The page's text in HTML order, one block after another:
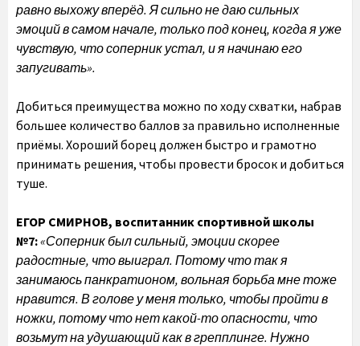
равно выхожу вперёд. Я сильно не даю сильных
эмоций в самом начале, только под конец, когда я уже
чувствую, что соперник устал, и я начинаю его
запугивать».
Добиться преимущества можно по ходу схватки, набрав
большее количество баллов за правильно исполненные
приёмы. Хороший борец должен быстро и грамотно
принимать решения, чтобы провести бросок и добиться
туше.
ЕГОР СМИРНОВ, воспитанник спортивной школы
№7:«Соперник был сильный, эмоции скорее
радостные, что выиграл. Потому что так я
занимаюсь панкратионом, вольная борьба мне тоже
нравится. В голове у меня только, чтобы пройти в
ножки, потому что нет какой-то опасности, что
возьмут на удушающий как в грепплинге. Нужно